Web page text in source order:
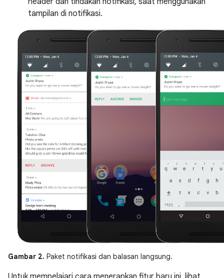
tampilan di notifikasi.
Gambar 2. Paket notifikasi dan balasan langsung.